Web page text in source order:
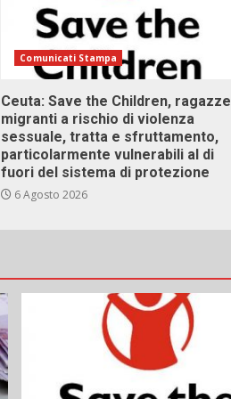
Comunicati Stampa
Ceuta: Save the Children, ragazze
migranti a rischio di violenza
sessuale, tratta e sfruttamento,
particolarmente vulnerabili al di
fuori del sistema di protezione
6 Agosto 2026